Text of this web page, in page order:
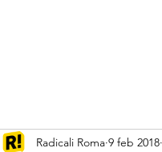
Radicali Roma 9 feb 2018